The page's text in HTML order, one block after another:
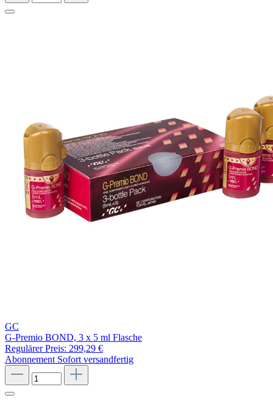
GC
G-Premio BOND, 3 x 5 ml Flasche
Regulärer Preis: 299,29 €
Abonnement Sofort versandfertig